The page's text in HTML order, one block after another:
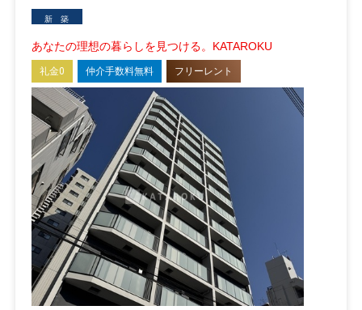
新 築
あなたの理想の暮らしを見つける。KATAROKU
礼金0 仲介手数料無料 フリーレント